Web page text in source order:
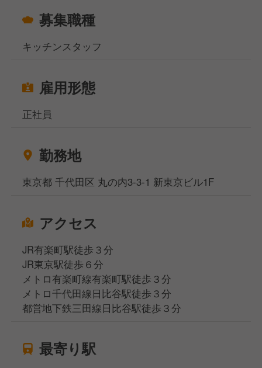
募集職種
キッチンスタッフ
雇用形態
正社員
勤務地
東京都 千代田区 丸の内3-3-1 新東京ビル1F
アクセス
JR有楽町駅徒歩３分
JR東京駅徒歩６分
メトロ有楽町線有楽町駅徒歩３分
メトロ千代田線日比谷駅徒歩３分
都営地下鉄三田線日比谷駅徒歩３分
最寄り駅